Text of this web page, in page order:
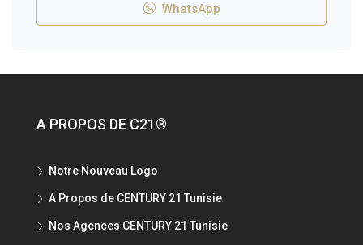
WhatsApp
A PROPOS DE C21®
Notre Nouveau Logo
A Propos de CENTURY 21 Tunisie
Nos Agences CENTURY 21 Tunisie